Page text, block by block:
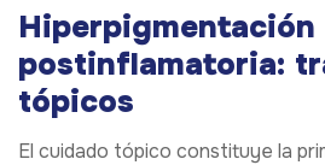
Hiperpigmentación
postinflamatoria:
tópicos
El cuidado tópico constituye la